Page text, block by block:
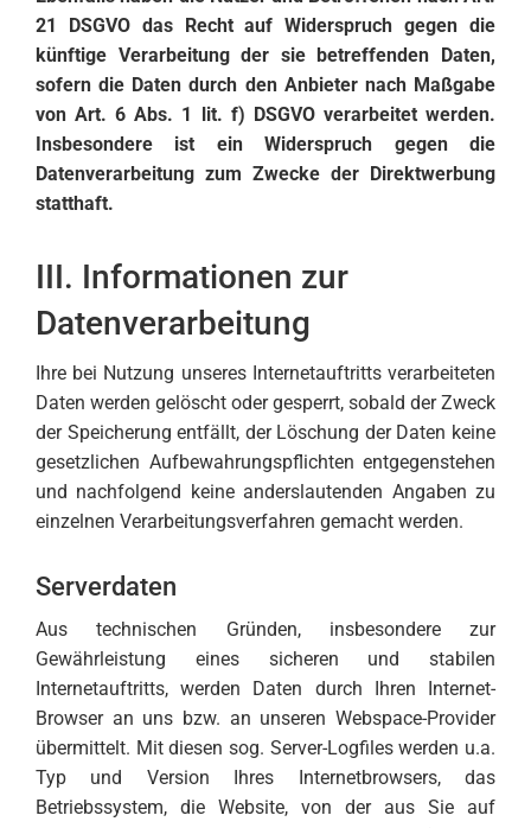
21 DSGVO das Recht auf Widerspruch gegen die
künftige Verarbeitung der sie betreffenden Daten,
sofern die Daten durch den Anbieter nach Maßgabe
von Art. 6 Abs. 1 lit. f) DSGVO verarbeitet werden.
Insbesondere ist ein Widerspruch gegen die
Datenverarbeitung zum Zwecke der Direktwerbung
statthaft.
III. Informationen zur
Datenverarbeitung
Ihre bei Nutzung unseres Internetauftritts verarbeiteten
Daten werden gelöscht oder gesperrt, sobald der Zweck
der Speicherung entfällt, der Löschung der Daten keine
gesetzlichen Aufbewahrungspflichten entgegenstehen
und nachfolgend keine anderslautenden Angaben zu
einzelnen Verarbeitungsverfahren gemacht werden.
Serverdaten
Aus technischen Gründen, insbesondere zur
Gewährleistung eines sicheren und stabilen
Internetauftritts, werden Daten durch Ihren Internet-
Browser an uns bzw. an unseren Webspace-Provider
übermittelt. Mit diesen sog. Server-Logfiles werden u.a.
Typ und Version Ihres Internetbrowsers, das
Betriebssystem, die Website, von der aus Sie auf